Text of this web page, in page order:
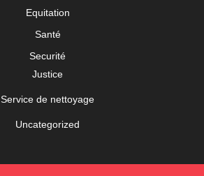
Equitation
Santé
Securité
Justice
Service de nettoyage
Uncategorized